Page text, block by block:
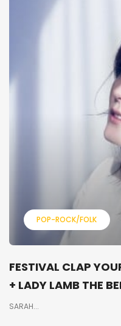
POP-ROCK/FOLK
FESTIVAL CLAP
+ LADY LAMB THE
SARAH...